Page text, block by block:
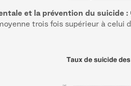
et la prévention du suicide :
trois fois supérieur à celui